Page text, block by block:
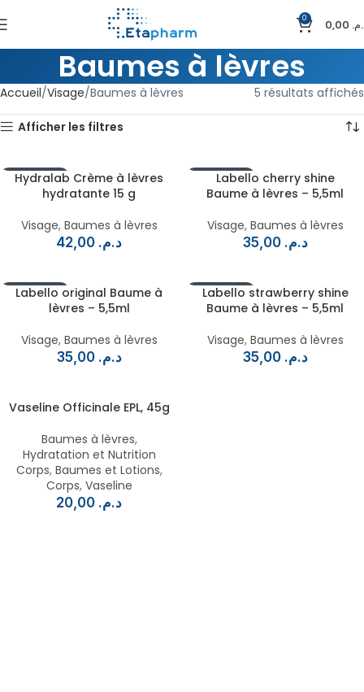
0
Baumes à lèvres
Accueil Visage Baumes à lèvres 5 résultats affichés
Afficher les filtres
EN RUPTURE
Hydralab Crème à lèvres
hydratante 15 g
Visage, Baumes à lèvres
د.م.
EN RUPTURE
Labello cherry shine
Baume à lèvres – 5,5ml
Visage, Baumes à lèvres
د.م. 35,00
EN RUPTURE
Labello original Baume à
lèvres – 5,5ml
Visage, Baumes à lèvres
د.م. 35,00
EN RUPTURE
Labello strawberry shine
Baume à lèvres – 5,5ml
Visage, Baumes à lèvres
د.م. 35,00
Vaseline Officinale EPL, 45g
Baumes à lèvres,
Hydratation et Nutrition
Corps, Baumes et Lotions,
Corps, Vaseline
د.م.